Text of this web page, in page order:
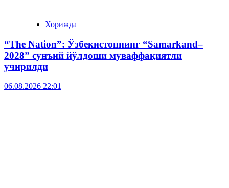
Хорижда
“The Nation”: Ўзбекистоннинг “Samarkand–
2028” сунъий йўлдоши муваффақиятли
учирилди
06.08.2026 22:01